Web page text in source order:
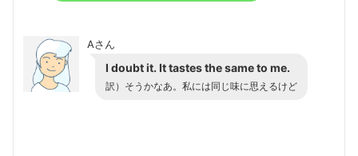
Aさん
I doubt it. It tastes the same to me.
訳）そうかなあ。私には同じ味に思えるけど